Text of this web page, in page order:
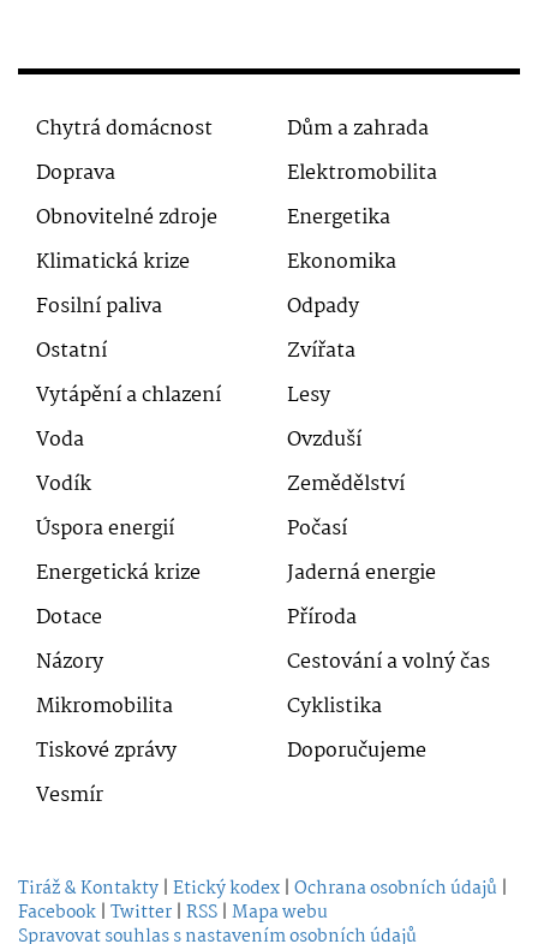
Chytrá domácnost
Dům a zahrada
Doprava
Elektromobilita
Obnovitelné zdroje
Energetika
Klimatická krize
Ekonomika
Fosilní paliva
Odpady
Ostatní
Zvířata
Vytápění a chlazení
Lesy
Voda
Ovzduší
Vodík
Zemědělství
Úspora energií
Počasí
Energetická krize
Jaderná energie
Dotace
Příroda
Názory
Cestování a volný čas
Mikromobilita
Cyklistika
Tiskové zprávy
Doporučujeme
Vesmír
Tiráž & Kontakty | Etický kodex | Ochrana osobních údajů |
Facebook | Twitter | RSS | Mapa webu
Spravovat souhlas s nastavením osobních údajů